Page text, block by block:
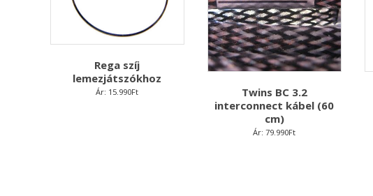
Rega szíj
lemezjátszókhoz
Ár: 15.990Ft
Twins BC 3.2
interconnect kábel (60
cm)
Ár: 79.990Ft